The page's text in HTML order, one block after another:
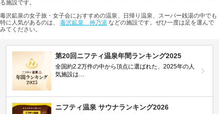
る施設です。
毒沢鉱泉の女子旅・女子会におすすめの温泉、日帰り温泉、スーパー銭湯の中でも
特に人気があるのは、 毒沢鉱泉 神乃湯 などの施設です。ぜひ一度は足を運んで
みてください。
第20回ニフティ温泉年間ランキング2025
全国約2.2万件の中から頂点に選ばれた、2025年の人
気施設は…
ニフティ温泉 サウナランキング2026